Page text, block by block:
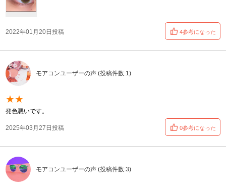
2022年01月20日投稿 4参考になった
モアコンユーザーの声 (投稿件数:1)
★★
発色悪いです。
2025年03月27日投稿 0参考になった
モアコンユーザーの声 (投稿件数:3)